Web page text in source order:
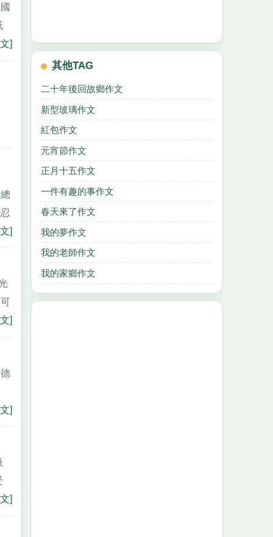
]
]
]
]
]
其他TAG
二十年後回故鄉作文
新型玻璃作文
紅包作文
元宵節作文
正月十五作文
一件有趣的事作文
春天來了作文
我的夢作文
我的老師作文
我的家鄉作文